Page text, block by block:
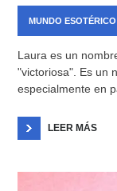
MUNDO ESOTÉRICO
Laura es un
"victoriosa". Es un
especialmente en
LEER MÁS